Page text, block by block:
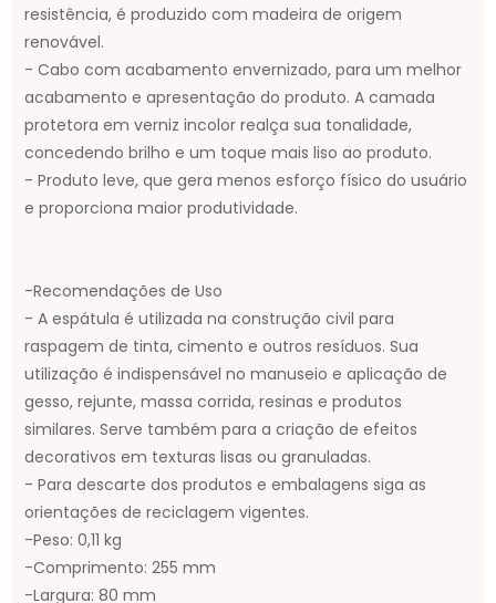
resistência, é produzido com madeira de origem
renovável.
- Cabo com acabamento envernizado, para um melhor
acabamento e apresentação do produto. A camada
protetora em verniz incolor realça sua tonalidade,
concedendo brilho e um toque mais liso ao produto.
- Produto leve, que gera menos esforço físico do usuário
e proporciona maior produtividade.
-Recomendações de Uso
- A espátula é utilizada na construção civil para
raspagem de tinta, cimento e outros resíduos. Sua
utilização é indispensável no manuseio e aplicação de
gesso, rejunte, massa corrida, resinas e produtos
similares. Serve também para a criação de efeitos
decorativos em texturas lisas ou granuladas.
- Para descarte dos produtos e embalagens siga as
orientações de reciclagem vigentes.
-Peso: 0,11 kg
-Comprimento: 255 mm
-Largura: 80 mm